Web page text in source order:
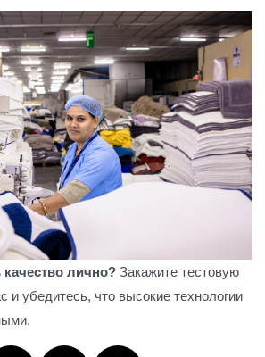
лично? Закажите тестовую
и убедитесь, что высокие технологии